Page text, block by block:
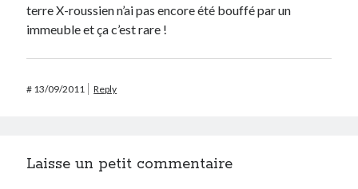
terre X-roussien n’ai pas encore été bouffé par un
immeuble et ça c’est rare !
# 13/09/2011 Reply
Laisse un petit commentaire